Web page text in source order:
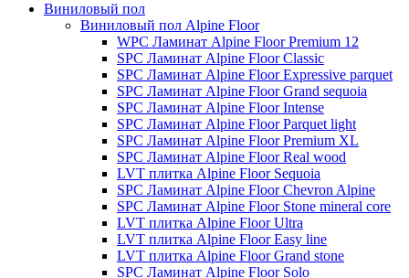
Виниловый пол
Виниловый пол Alpine Floor
WPC Ламинат Alpine Floor Premium 12
SPC Ламинат Alpine Floor Classic
SPC Ламинат Alpine Floor Expressive parquet
SPC Ламинат Alpine Floor Grand sequoia
SPC Ламинат Alpine Floor Intense
SPC Ламинат Alpine Floor Parquet light
SPC Ламинат Alpine Floor Premium XL
SPC Ламинат Alpine Floor Real wood
LVT плитка Alpine Floor Sequoia
SPC Ламинат Alpine Floor Chevron Alpine
SPC Ламинат Alpine Floor Stone mineral core
LVT плитка Alpine Floor Ultra
LVT плитка Alpine Floor Easy line
LVT плитка Alpine Floor Grand stone
SPC Ламинат Alpine Floor Solo